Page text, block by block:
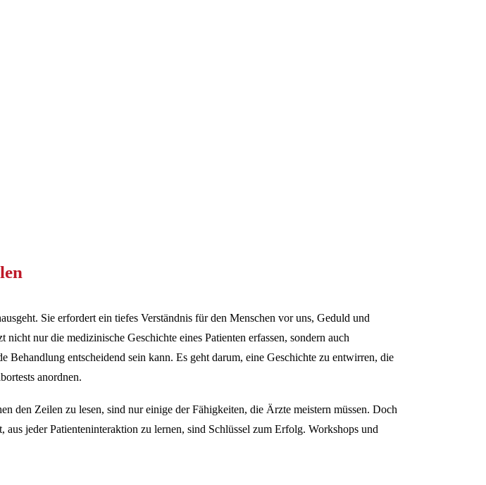
Sie erfordert ein tiefes Verständnis für den Menschen vor uns, Geduld und
nur die medizinische Geschichte eines Patienten erfassen, sondern auch
entscheidend sein kann. Es geht darum, eine Geschichte zu entwirren, die
anordnen.
den Zeilen zu lesen, sind nur einige der Fähigkeiten, die Ärzte meistern müssen. Doch
jeder Patienteninteraktion zu lernen, sind Schlüssel zum Erfolg. Workshops und